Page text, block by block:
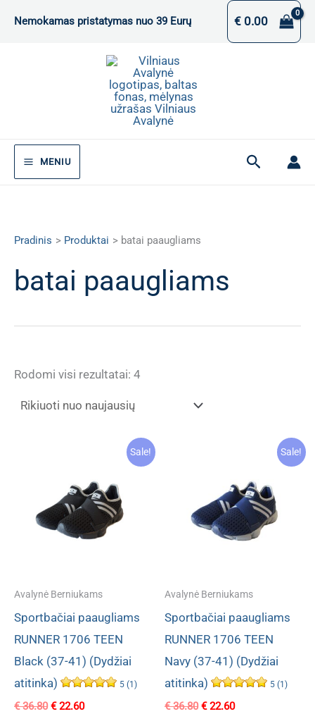
Nemokamas pristatymas nuo 39 Eurų €0.00
MENIU Paieška
Pradinis Produktai batai paaugliams
batai paaugliams
Rodomi visi rezultatai: 4
Sale!
Avalynė Berniukams
Sportbačiai paaugliams
RUNNER 1706 TEEN
Black (37-41) (Dydžiai
atitinka)
5 (1)
€36.80 Original
€22.60Current
Sale!
Avalynė Berniukams
Sportbačiai paaugliams
RUNNER 1706 TEEN
Navy (37-41) (Dydžiai
atitinka)
5 (1)
€36.80 Original
€22.60Current